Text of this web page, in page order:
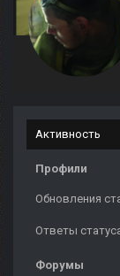
Активность
Профили
Обновления
Ответы
Форумы